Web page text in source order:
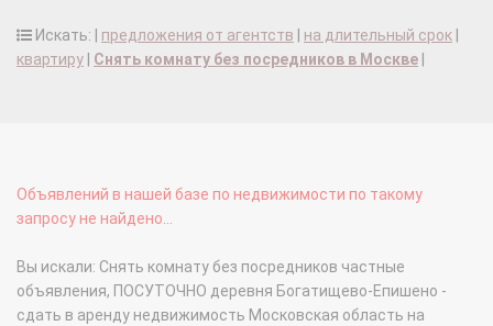
Искать: | предложения от агентств на длительный срок
квартиру
Снять комнату без посредников в Москве
Объявлений в нашей базе по недвижимости по такому
запросу не найдено...
Вы искали: Снять комнату без посредников частные
объявления, ПОСУТОЧНО деревня Богатищево-Епишено -
сдать в аренду недвижимость Московская область на